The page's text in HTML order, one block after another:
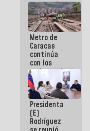
contra el
Pueblo
Metro de
Caracas
continúa
con los
trabajos de
mantenimiento
e inspección
en la Línea 2
Presidenta
(E)
Rodríguez